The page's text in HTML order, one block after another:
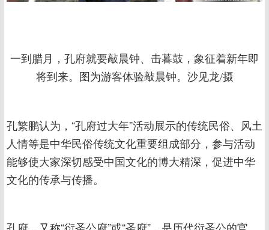
一到腊月，孔府就要敲晨钟、击暮鼓，象征着新年即
将到来。图为游客体验敲晨钟。沙见龙/摄
孔繁鹏认为，“孔府过大年”活动展示的传统民俗、风土
人情等是中华民俗传统文化重要组成部分，参与活动
能够使大家深切感受中国文化的博大精深，促进中华
文化的传承与传播。